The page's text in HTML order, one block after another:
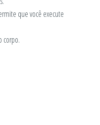
que você execute
corpo.